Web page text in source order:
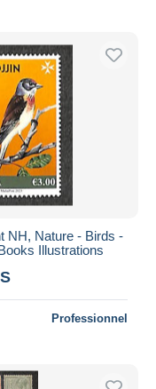
NH, Nature - Birds -
Illustrations
Professionnel